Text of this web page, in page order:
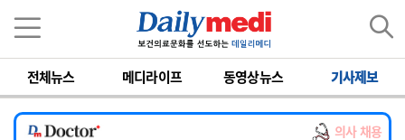
전체뉴스 메디라이프 동영상뉴스 기사제보
의사 채용
[서울아산병원] 2026년 하반기 인턴 모집
[영남대학교의료원] 마취통증의학과 임기제 임상의사 채용
[충남대학교병원] 소아청소년과(소아응급전담) 계약직 의사 공개채용